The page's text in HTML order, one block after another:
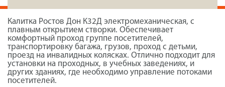
Калитка Ростов Дон К32Д электромеханическая, с
плавным открытием створки. Обеспечивает
комфортный проход группе посетителей,
транспортировку багажа, грузов, проход с детьми,
проезд на инвалидных колясках. Отлично подходит для
установки на проходных, в учебных заведениях, и
других зданиях, где необходимо управление потоками
посетителей.